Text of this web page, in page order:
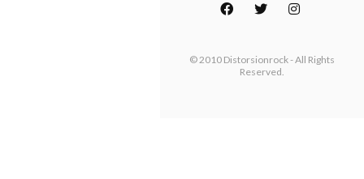
© 2010 Distorsionrock - All Rights
Reserved.